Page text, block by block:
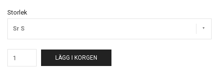
Storlek
Sr S
LÄGG I KORGEN